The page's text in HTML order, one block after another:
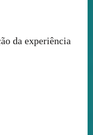
da experiência